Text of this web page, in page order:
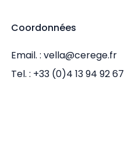
Coordonnées
Email. : vella@cerege.fr
Tel. : +33 (0)4 13 94 92 67